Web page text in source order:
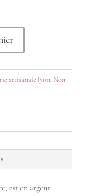
artisanale lyon, Non
est en argent